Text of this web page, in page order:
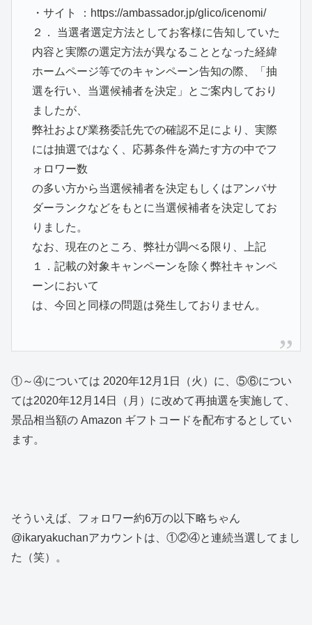
・サイト ：https://ambassador.jp/glico/icenomi/
２． 当選者選定方法としてお客様に告知していた
内容と実際の選定方法が異なることとなった経緯
ホームページ等でのキャンペーン告知の際、「抽
選を行い、当選候補者を決定」とご案内しており
ましたが、
弊社および業務委託先での確認不足により、実際
には抽選ではなく、応募条件を満たす方の中でフ
ォロワー数
の多い方から当選候補者を決定もしくはアンバサ
ダーランクなどをもとに当選候補者を決定してお
りました。
なお、現在のところ、弊社が調べる限り、上記
１．記載の対象キャンペーンを除く弊社キャンペ
ーンにおいて
は、今回と同様の問題は発生しておりません。
①～④については 2020年12月1日（火）に、⑤⑥につい
ては2020年12月14日（月）に改めて再抽選を実施して、
景品相当額の Amazon ギフトコードを配布するとしてい
ます。
そういえば、フォロワー約6万の以下略ちゃん
@ikaryakuchanアカウントは、①②④と連続当選してまし
た（笑）。